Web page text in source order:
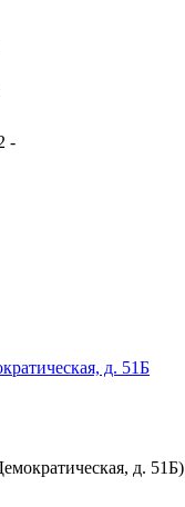
-
д. 51Б
д. 51Б)